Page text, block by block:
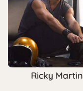
Ricky Martin